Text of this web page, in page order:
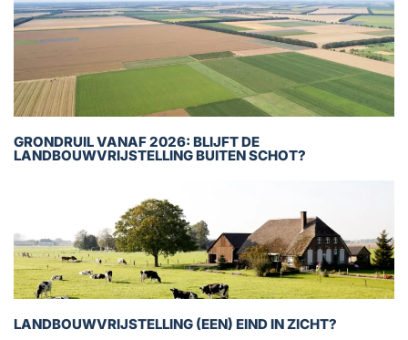
GRONDRUIL VANAF 2026: BLIJFT DE
LANDBOUWVRIJSTELLING BUITEN SCHOT?
LANDBOUWVRIJSTELLING (EEN) EIND IN ZICHT?